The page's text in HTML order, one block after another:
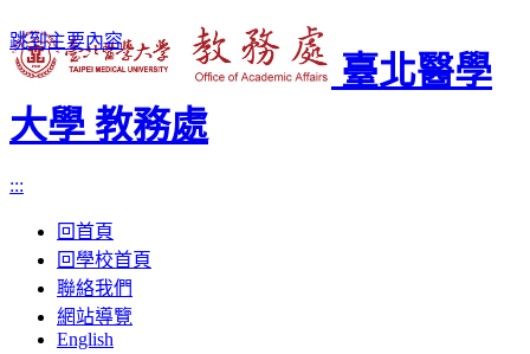
跳到主要內容
臺北醫學
大學 教務處
:::
回首頁
回學校首頁
聯絡我們
網站導覽
English